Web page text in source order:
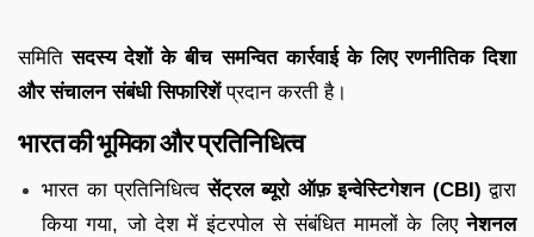
समितिसदस्य देशों के बीच समन्वित कार्रवाई के लिए रणनीतिक दिशा
और संचालन संबंधी सिफारिशेंप्रदान करती है।
भारत की भूमिका और प्रतिनिधित्व
भारत का प्रतिनिधित्वसेंट्रल ब्यूरो ऑफ़ इन्वेस्टिगेशन (CBI) द्वारा
किया गया, जो देश में इंटरपोल से संबंधित मामलों के लिएनेशनल